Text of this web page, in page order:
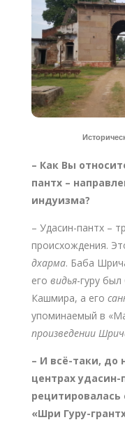
– Как Вы
пантх –
индуизма?
– Удасин-пантх –
происхождения.
дхарма. Баба
его видья-гуру
Кашмира, а его
упоминаемый в
произведении
– И всё-таки, до
центрах удасин-
рецитировалась
«Шри Гуру-